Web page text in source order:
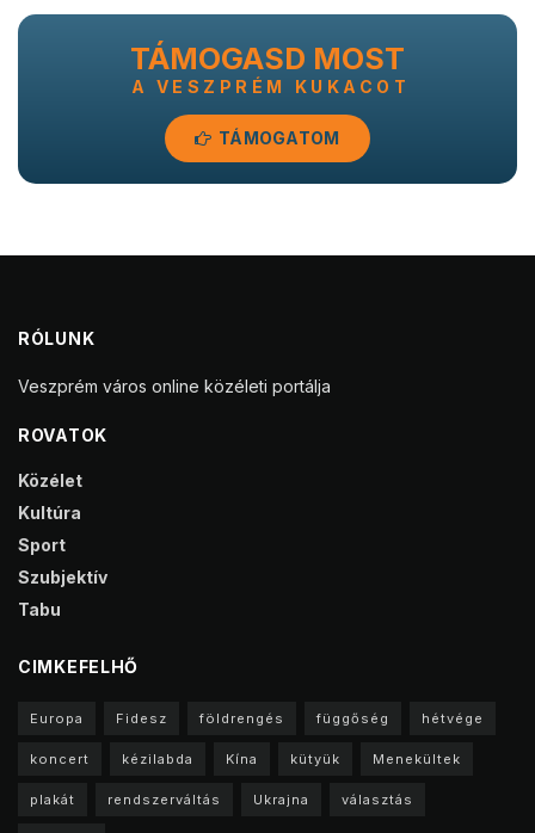
TÁMOGASD MOST
A VESZPRÉM KUKACOT
TÁMOGATOM
RÓLUNK
Veszprém város online közéleti portálja
ROVATOK
Közélet
Kultúra
Sport
Szubjektív
Tabu
CIMKEFELHŐ
Europa Fidesz földrengés függőség hétvége
koncert kézilabda Kína kütyük Menekültek
plakát rendszerváltás Ukrajna választás